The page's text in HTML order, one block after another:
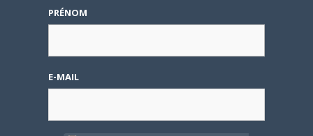
compte
PRÉNOM
E-MAIL